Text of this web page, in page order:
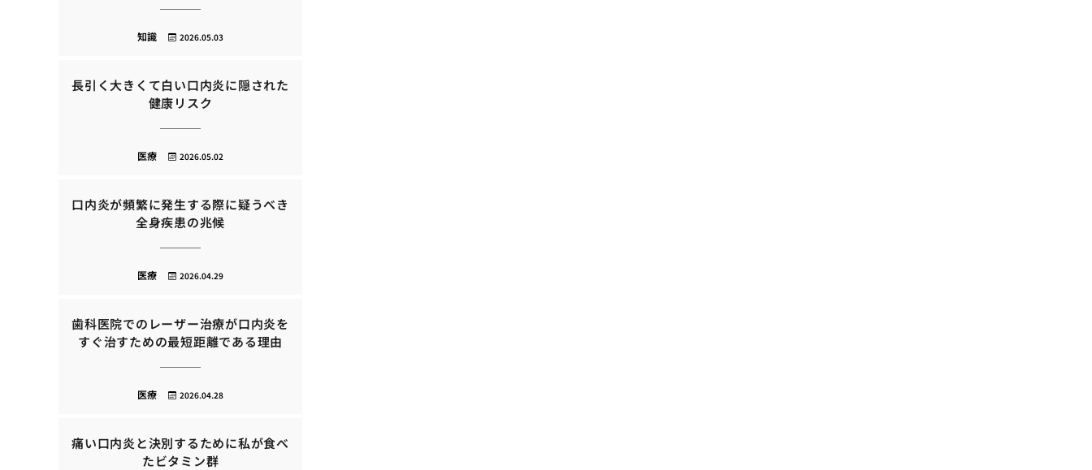
2026.05.03
知識
長引く大きくて白い口内炎に隠された
健康リスク
2026.05.02
医療
口内炎が頻繁に発生する際に疑うべき
全身疾患の兆候
2026.04.29
医療
歯科医院でのレーザー治療が口内炎を
すぐ治すための最短距離である理由
2026.04.28
医療
痛い口内炎と決別するために私が食べ
たビタミン群